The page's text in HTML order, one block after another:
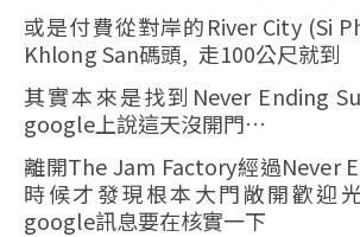
或是付費從對岸的River City (Si
Khlong San碼頭, 走100公尺就到
其實本來是找到Never Ending
google上說這天沒開門…
離開The Jam Factory經過Never
時候才發現根本大門敞開歡迎
google訊息要在核實一下